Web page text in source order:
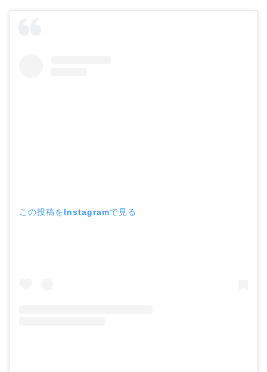
この投稿をInstagramで見る